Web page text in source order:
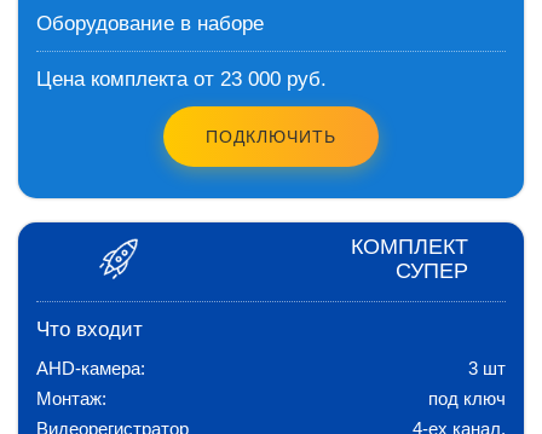
Оборудование в наборе
Цена комплекта от 23 000 руб.
ПОДКЛЮЧИТЬ
КОМПЛЕКТ
СУПЕР
Что входит
AHD-камера:
3 шт
Монтаж:
под ключ
Видеорегистратор
4-ех канал.